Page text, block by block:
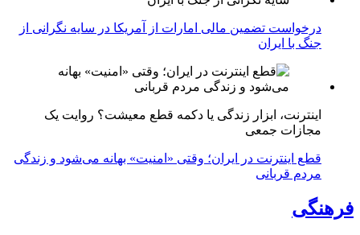
درخواست تضمین مالی امارات از آمریکا در سایه نگرانی از
جنگ با ایران
اینترنت، ابزار زندگی یا دکمه قطع معیشت؟ روایت یک
مجازات جمعی
قطع اینترنت در ایران؛ وقتی «امنیت» بهانه می‌شود و زندگی
مردم قربانی
فرهنگی